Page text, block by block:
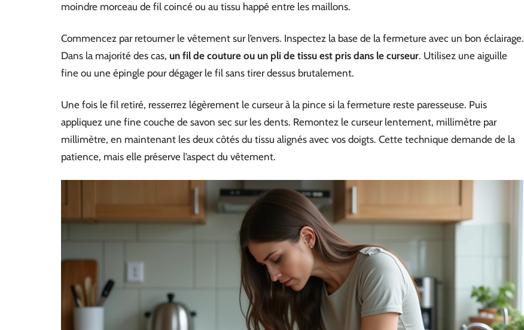
moindre morceau de fil coincé ou au tissu happé entre les maillons.
Commencez par retourner le vêtement sur l’envers. Inspectez la base de la fermeture avec un bon éclairage.
Dans la majorité des cas, un fil de couture ou un pli de tissu est pris dans le curseur. Utilisez une aiguille
fine ou une épingle pour dégager le fil sans tirer dessus brutalement.
Une fois le fil retiré, resserrez légèrement le curseur à la pince si la fermeture reste paresseuse. Puis
appliquez une fine couche de savon sec sur les dents. Remontez le curseur lentement, millimètre par
millimètre, en maintenant les deux côtés du tissu alignés avec vos doigts. Cette technique demande de la
patience, mais elle préserve l’aspect du vêtement.